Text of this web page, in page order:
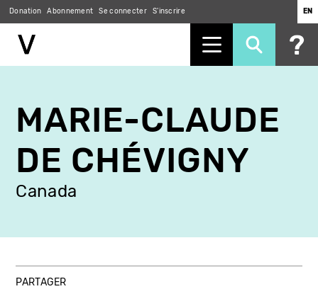
contenu
principal
Donation Abonnement Se connecter S'inscrire EN
MARIE-CLAUDE
DE CHÉVIGNY
Canada
PARTAGER